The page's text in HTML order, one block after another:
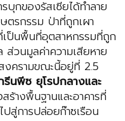
รบุกของรัสเซียได้ทำลาย
ตรกรรม ป่าที่ถูกเผา
ป็นพื้นที่อุตสาหกรรมที่ถูก
ส่วนมูลค่าความเสียหาย
งครามขณะนี้อยู่ที่ 2.5
รีนพีซ ยุโรปกลางและ
างพื้นฐานและอาคารที่
ปสู่การปล่อยก๊าซเรือน